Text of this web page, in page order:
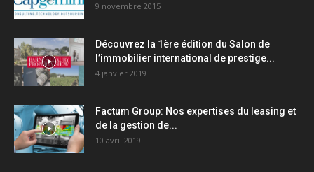
9 novembre 2015
Découvrez la 1ère édition du Salon de
l’immobilier international de prestige...
4 janvier 2019
Factum Group: Nos expertises du leasing et
de la gestion de...
10 avril 2019